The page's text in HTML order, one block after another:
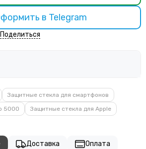
в Telegram
Поделиться
Защитные стекла для смартфонов
5000
Защитные стекла для Apple
Доставка Оплата